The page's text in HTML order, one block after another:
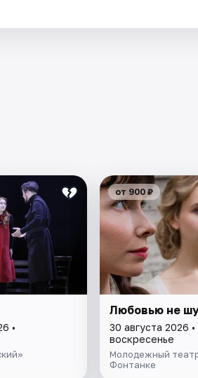
•
от 900 ₽
Любовью не
30 августа 2026 •
воскресенье
Молодежный
Фонтанке